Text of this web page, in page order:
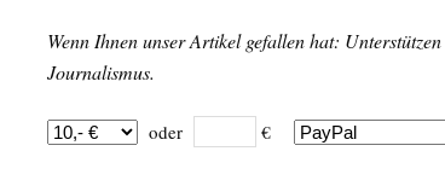
Wenn Ihnen unser Artikel gefallen hat:
Journalismus.
oder €